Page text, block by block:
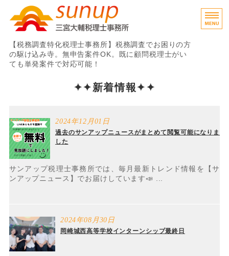
税務調査専門税理士
【税務調査特化税理士事務所】税務調査でお困りの方
の駆け込み寺。無申告案件OK。既に顧問税理士がい
ても単発案件で対応可能！
ご利用の流れ
事務所概要
お問い合わせ
✦✦新着情報✦✦
2024年12月01日
過去のサンアップニュースがまとめて閲覧可能になりま
した
サンアップ税理士事務所では、毎月最新トレンド情報を【サ
ンアップニュース】でお届けしています📣 ...
2024年08月30日
岡崎城西高等学校インターンシップ最終日